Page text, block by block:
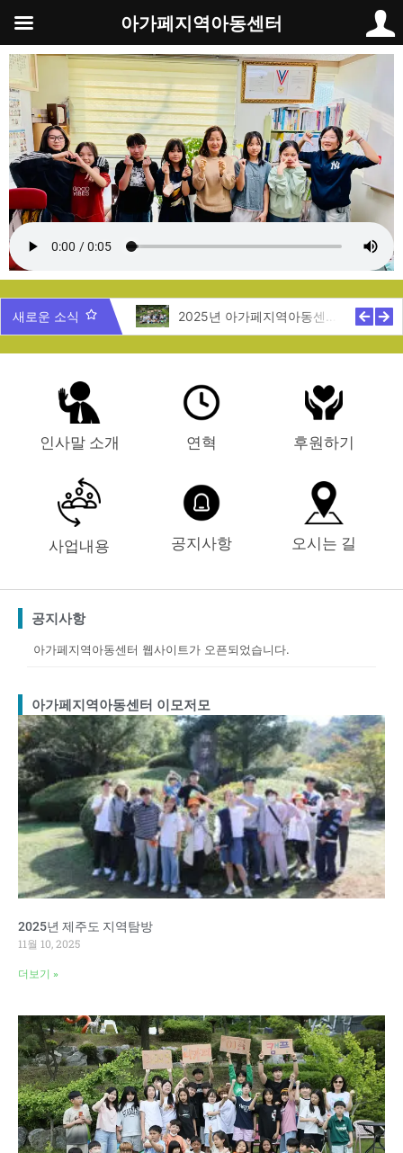
츠
로
건
너
뛰
기
새로운 소식
제주도 지역탐방
인사말 소개 연혁 후원하기
사업내용 공지사항 오시는 길
공지사항
아가페지역아동센터 웹사이트가 오픈되었습니다.
아가페지역아동센터 이모저모
2025년 제주도 지역탐방
11월 10, 2025
더보기 »
PagePage
아가페지역아동센터